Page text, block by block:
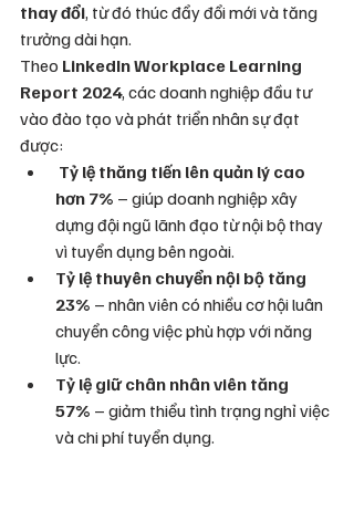
thay đổi, từ đó thúc đẩy đổi mới và tăng
trưởng dài hạn.
Theo LinkedIn Workplace Learning
Report 2024, các doanh nghiệp đầu tư
vào đào tạo và phát triển nhân sự đạt
được:
Tỷ lệ thăng tiến lên quản lý cao
hơn 7% – giúp doanh nghiệp xây
dựng đội ngũ lãnh đạo từ nội bộ thay
vì tuyển dụng bên ngoài.
Tỷ lệ thuyên chuyển nội bộ tăng
23% – nhân viên có nhiều cơ hội luân
chuyển công việc phù hợp với năng
lực.
Tỷ lệ giữ chân nhân viên tăng
57% – giảm thiểu tình trạng nghỉ việc
và chi phí tuyển dụng.